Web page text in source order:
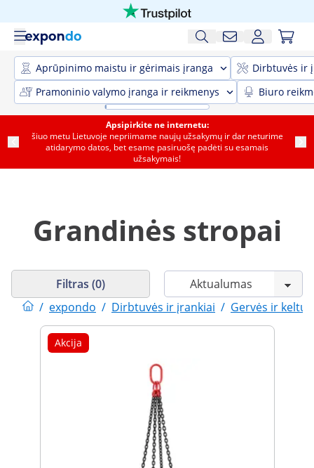
Aprūpinimo maistu ir gėrimais įranga
Dirbtuvės ir
Pramoninio valymo įranga ir reikmenys
Biuro
Apsipirkite ne internetu:
šiuo metu Lietuvoje nepriimame naujų užsakymų ir dar neturime
atidarymo datos, bet esame pasiruošę padėti su esamais
užsakymais!
Grandinės stropai
/ expondo / Dirbtuvės ir įrankiai / Gervės ir
Filtras (0)
Akcija